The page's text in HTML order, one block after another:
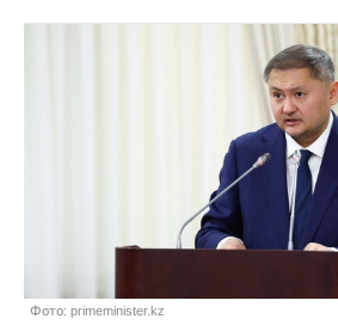
Фото: primeminister.kz